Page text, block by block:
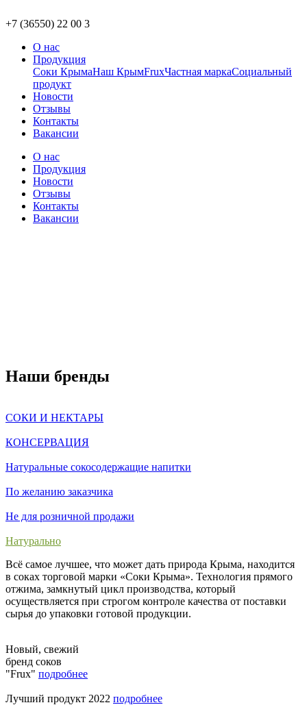
+7 (36550) 22 00 3
О нас
Продукция
Соки КрымаНаш КрымFruxЧастная маркаСоциальный
продукт
Новости
Отзывы
Контакты
Вакансии
О нас
Продукция
Новости
Отзывы
Контакты
Вакансии
Наши бренды
СОКИ И НЕКТАРЫ
КОНСЕРВАЦИЯ
Натуральные сокосодержащие напитки
По желанию заказчика
Не для розничной продажи
Натурально
Всё самое лучшее, что может дать природа Крыма, находится
в соках торговой марки «Соки Крыма». Технология прямого
отжима, замкнутый цикл производства, который
осуществляется при строгом контроле качества от поставки
сырья до упаковки готовой продукции.
Новый, свежий
бренд соков
"Frux" подробнее
Лучший продукт 2022 подробнее